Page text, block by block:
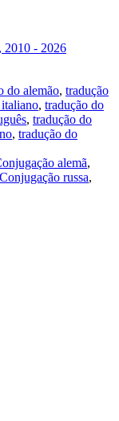
- 2026
do alemão, tradução
, tradução do
, tradução do
, tradução do
alemã,
Conjugação russa,